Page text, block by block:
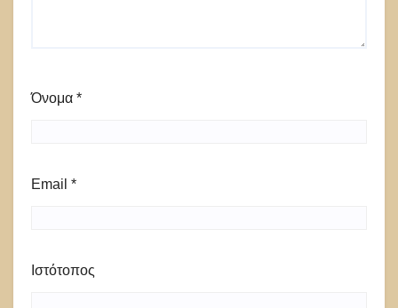
Όνομα *
Email *
Ιστότοπος